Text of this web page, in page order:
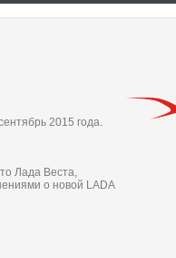
2015 года.
Лада Веста,
о новой LADA